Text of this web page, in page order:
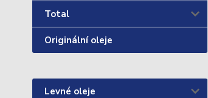
Total
Originální oleje
Levné oleje